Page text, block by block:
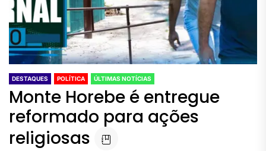
DESTAQUES POLÍTICA ÚLTIMAS NOTÍCIAS
Monte Horebe é entregue
reformado para ações
religiosas